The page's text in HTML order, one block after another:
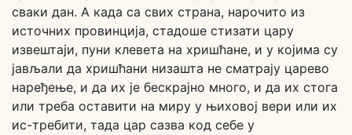
сваки дан. А када са свих страна, нарочито из
источних провинција, стадоше стизати цару
извештаји, пуни клевета на хришћане, и у којима су
јављали да хришћани низашта не сматрају царево
наређење, и да их је бескрајно много, и да их стога
или треба оставити на миру у њиховој вери или их
ис-требити, тада цар сазва код себе у